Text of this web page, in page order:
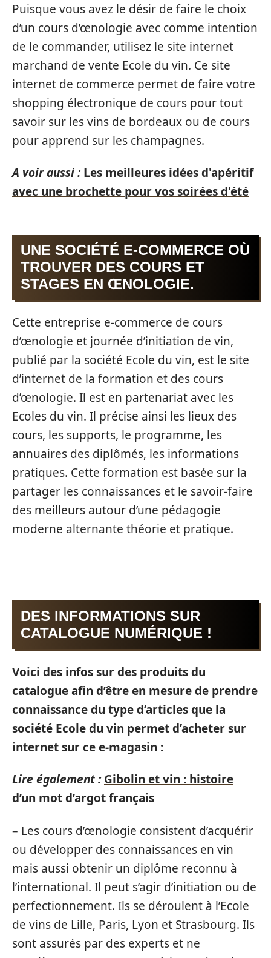
Puisque vous avez le désir de faire le choix
d’un cours d’œnologie avec comme intention
de le commander, utilisez le site internet
marchand de vente Ecole du vin. Ce site
internet de commerce permet de faire votre
shopping électronique de cours pour tout
savoir sur les vins de bordeaux ou de cours
pour apprend sur les champagnes.
A voir aussi : Les meilleures idées d'apéritif
avec une brochette pour vos soirées d'été
UNE SOCIÉTÉ E-COMMERCE OÙ
TROUVER DES COURS ET
STAGES EN ŒNOLOGIE.
Cette entreprise e-commerce de cours
d’œnologie et journée d’initiation de vin,
publié par la société Ecole du vin, est le site
d’internet de la formation et des cours
d’œnologie. Il est en partenariat avec les
Ecoles du vin. Il précise ainsi les lieux des
cours, les supports, le programme, les
annuaires des diplômés, les informations
pratiques. Cette formation est basée sur la
partager les connaissances et le savoir-faire
des meilleurs autour d’une pédagogie
moderne alternante théorie et pratique.
DES INFORMATIONS SUR
CATALOGUE NUMÉRIQUE !
Voici des infos sur des produits du
catalogue afin d’être en mesure de prendre
connaissance du type d’articles que la
société Ecole du vin permet d’acheter sur
internet sur ce e-magasin :
Lire également : Gibolin et vin : histoire
d’un mot d’argot français
– Les cours d’œnologie consistent d’acquérir
ou développer des connaissances en vin
mais aussi obtenir un diplôme reconnu à
l’international. Il peut s’agir d’initiation ou de
perfectionnement. Ils se déroulent à l’Ecole
de vins de Lille, Paris, Lyon et Strasbourg. Ils
sont assurés par des experts et ne